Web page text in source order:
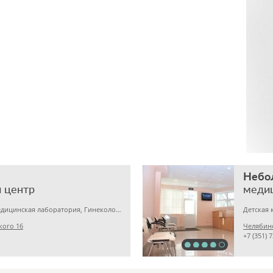
центр
Детская клиника, Медицинская лаборатория, Гинекология
16
+7 (351)